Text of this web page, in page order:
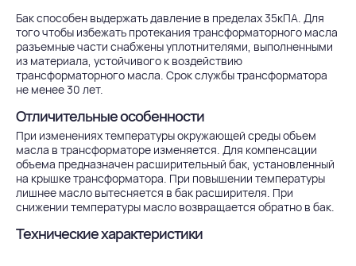
Бак способен выдержать давление в пределах 35кПА. Для
того чтобы избежать протекания трансформаторного масла
разъемные части снабжены уплотнителями, выполненными
из материала, устойчивого к воздействию
трансформаторного масла. Срок службы трансформатора
не менее 30 лет.
Отличительные особенности
При изменениях температуры окружающей среды объем
масла в трансформаторе изменяется. Для компенсации
объема предназначен расширительный бак, установленный
на крышке трансформатора. При повышении температуры
лишнее масло вытесняется в бак расширителя. При
снижении температуры масло возвращается обратно в бак.
Технические характеристики